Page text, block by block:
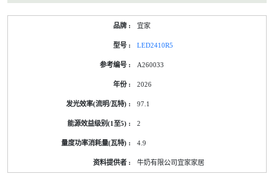
宜家
LED2410R5
A260033
2026
97.1
2
4.9
牛奶有限公司宜家家居